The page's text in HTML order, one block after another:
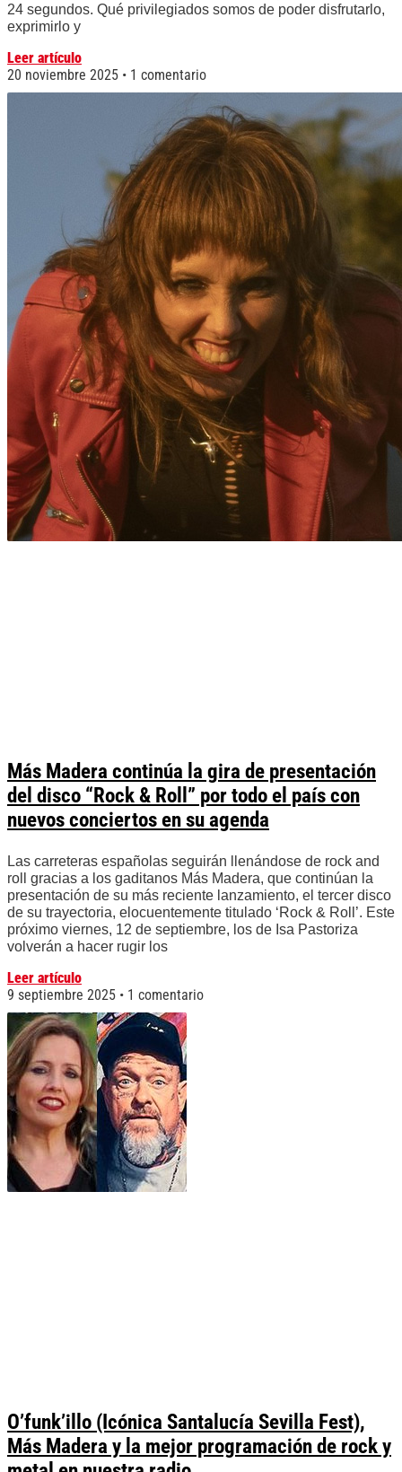
24 segundos. Qué privilegiados somos de poder disfrutarlo,
exprimirlo y
Leer artículo
20 noviembre 2025
1 comentario
Más Madera continúa la gira de presentación
del disco “Rock & Roll” por todo el país con
nuevos conciertos en su agenda
Las carreteras españolas seguirán llenándose de rock and
roll gracias a los gaditanos Más Madera, que continúan la
presentación de su más reciente lanzamiento, el tercer disco
de su trayectoria, elocuentemente titulado ‘Rock & Roll’. Este
próximo viernes, 12 de septiembre, los de Isa Pastoriza
volverán a hacer rugir los
Leer artículo
9 septiembre 2025
1 comentario
O’funk’illo (Icónica Santalucía Sevilla Fest),
Más Madera y la mejor programación de rock y